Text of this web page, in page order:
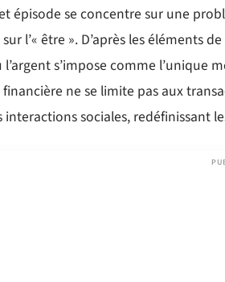
épisode se concentre sur une
l’« être ». D’après les éléments
s’impose comme l’unique
ne se limite pas aux
interactions sociales, redéfinissant